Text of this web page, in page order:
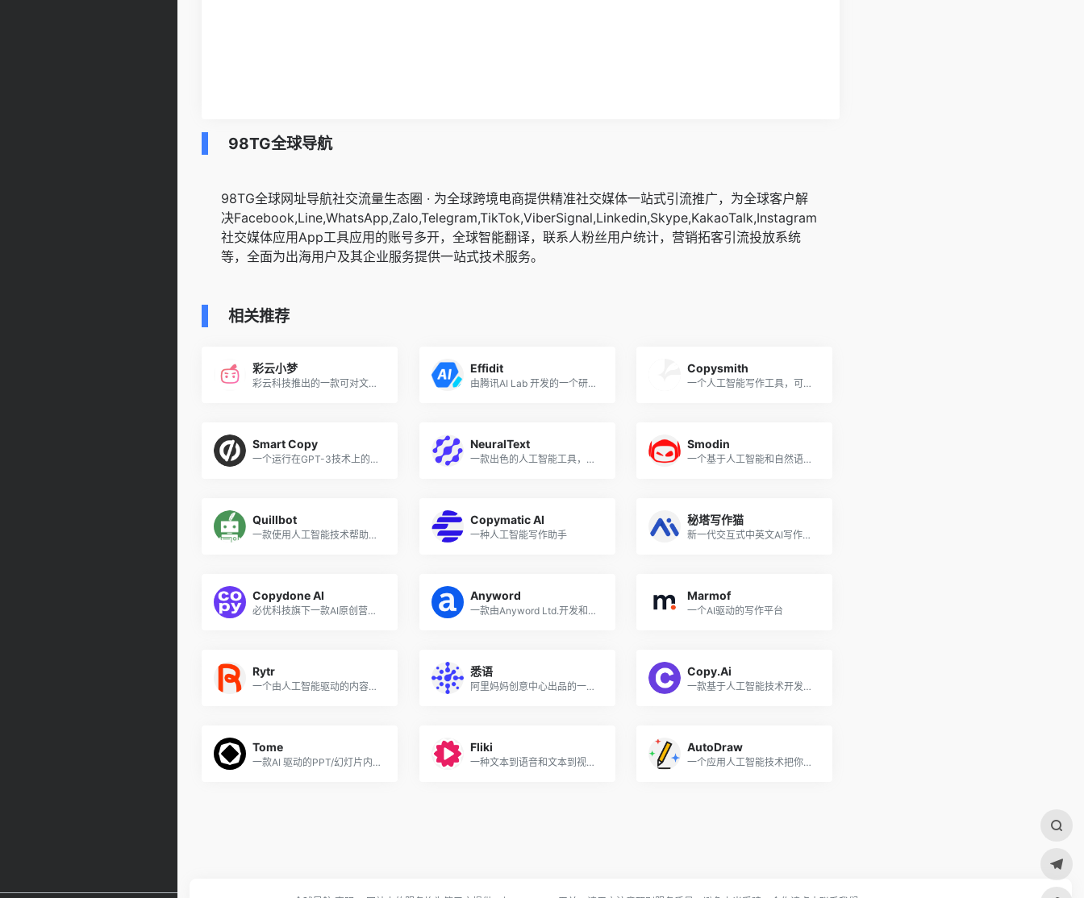
98TG全球导航
98TG全球网址导航社交流量生态圈 · 为全球跨境电商提供精准社交媒体一站式引流推广，为全球客户解
决Facebook,Line,WhatsApp,Zalo,Telegram,TikTok,ViberSignal,Linkedin,Skype,KakaoTalk,Instagram
社交媒体应用App工具应用的账号多开，全球智能翻译，联系人粉丝用户统计，营销拓客引流投放系统
等，全面为出海用户及其企业服务提供一站式技术服务。
相关推荐
彩云小梦
彩云科技推出的一款可对文字进行ai续写的产品
Effidit
由腾讯AI Lab 开发的一个研究性原型系统，探索用AI 技术提升写作者的写作效率和创作体验
Copysmith
一个人工智能写作工具，可以帮助你更好、更快地创作内容
Smart Copy
一个运行在GPT-3技术上的人工智能写作工具
NeuralText
一款出色的人工智能工具，可与Google Docs 和WordPress、Google Chrome 和Shopify 等平台无缝集成
Smodin
一个基于人工智能和自然语言处理技术的在线工具
Quillbot
一款使用人工智能技术帮助用户改写和翻译文本的工具
Copymatic AI
一种人工智能写作助手
秘塔写作猫
新一代交互式中英文AI写作辅助平台
Copydone AI
必优科技旗下一款AI原创营销文案写作神器
Anyword
一款由Anyword Ltd.开发和运营的AI写作助手和文章内容生成器
Marmof
一个AI驱动的写作平台
Rytr
一个由人工智能驱动的内容营销平台
悉语
阿里妈妈创意中心出品的一款一键生成商品营销文案的工具
Copy.Ai
一款基于人工智能技术开发的内容自动生成工具
Tome
一款AI 驱动的PPT/幻灯片内容辅助生成工具
Fliki
一种文本到语音和文本到视频转换器
AutoDraw
一个应用人工智能技术把你的随手涂鸦变成绘画的神奇工具